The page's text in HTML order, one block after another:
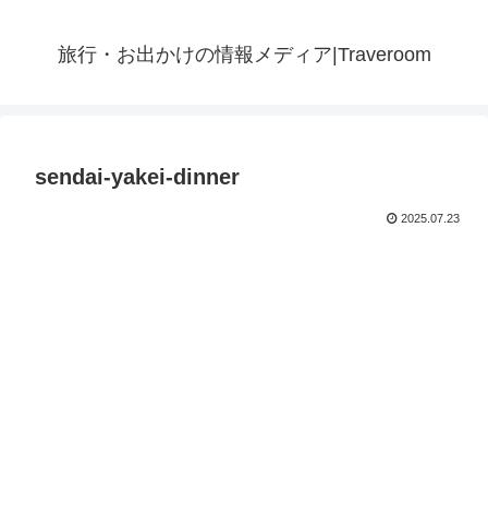
旅行・お出かけの情報メディア|Traveroom
sendai-yakei-dinner
2025.07.23